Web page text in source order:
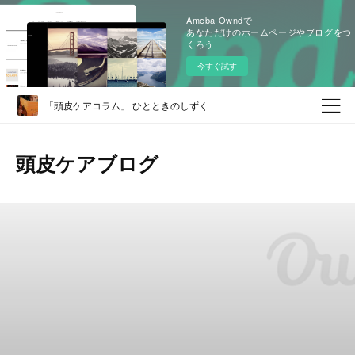
Ameba Owndで
あなただけのホームページやブログをつ
くろう
今すぐ試す
「頭皮ケアコラム」 ひとときのしずく
頭皮ケアブログ